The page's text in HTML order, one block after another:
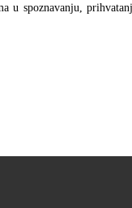
spoznavanju,